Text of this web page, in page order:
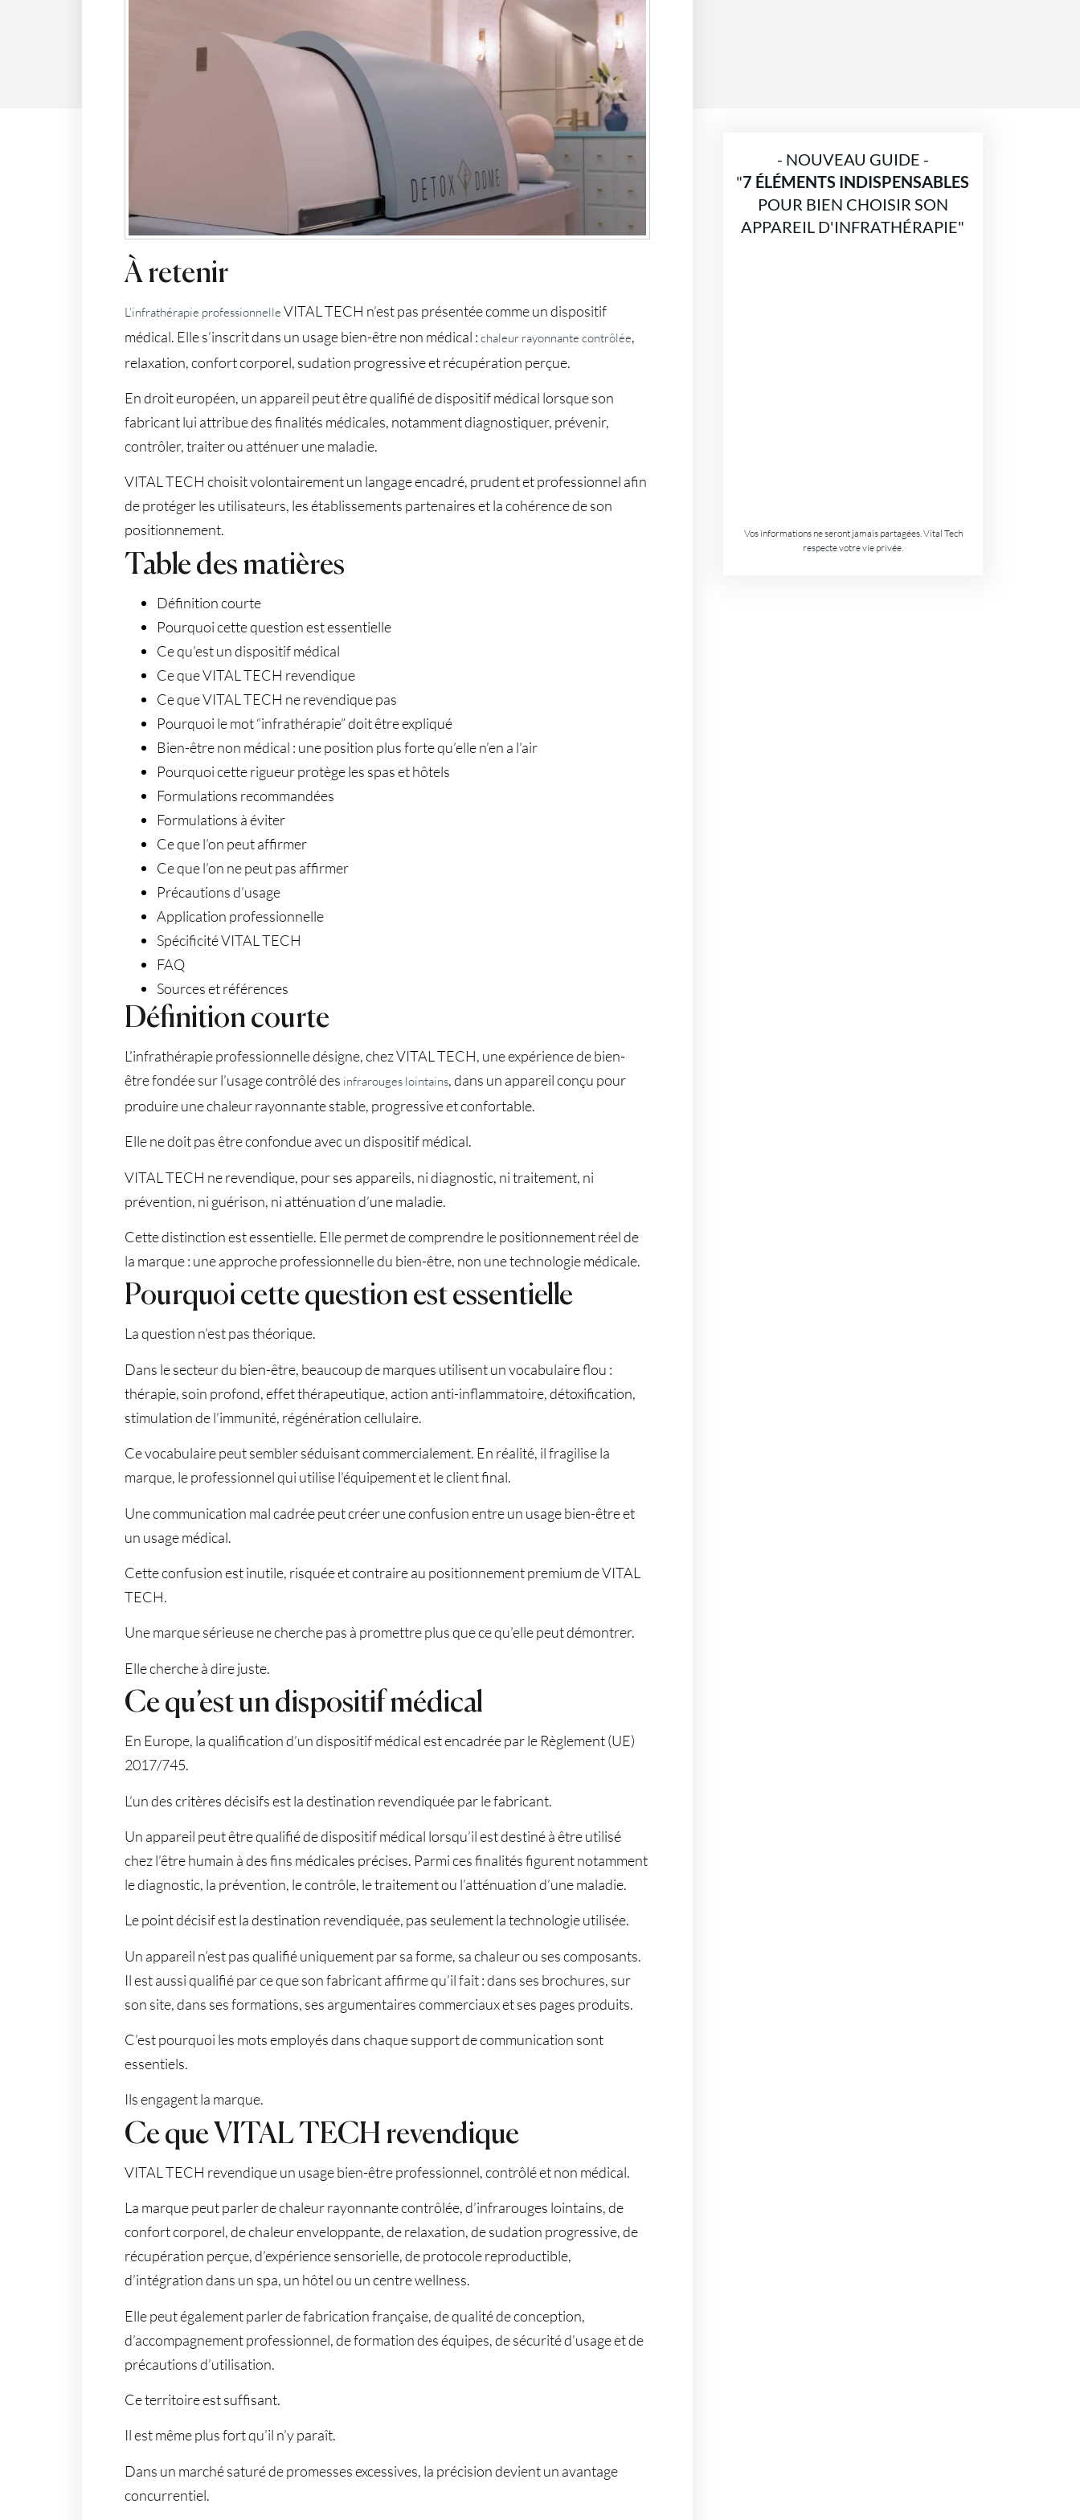
À retenir
L’infrathérapie professionnelle VITAL TECH n’est pas présentée comme un dispositif
médical. Elle s’inscrit dans un usage bien-être non médical :chaleur rayonnante contrôlée,
relaxation, confort corporel, sudation progressive et récupération perçue.
En droit européen, un appareil peut être qualifié de dispositif médical lorsque son
fabricant lui attribue des finalités médicales, notamment diagnostiquer, prévenir,
contrôler, traiter ou atténuer une maladie.
VITAL TECH choisit volontairement un langage encadré, prudent et professionnel afin
de protéger les utilisateurs, les établissements partenaires et la cohérence de son
positionnement.
Table des matières
Définition courte
Pourquoi cette question est essentielle
Ce qu’est un dispositif médical
Ce que VITAL TECH revendique
Ce que VITAL TECH ne revendique pas
Pourquoi le mot “infrathérapie” doit être expliqué
Bien-être non médical : une position plus forte qu’elle n’en a l’air
Pourquoi cette rigueur protège les spas et hôtels
Formulations recommandées
Formulations à éviter
Ce que l’on peut affirmer
Ce que l’on ne peut pas affirmer
Précautions d’usage
Application professionnelle
Spécificité VITAL TECH
FAQ
Sources et références
Définition courte
L’infrathérapie professionnelle désigne, chez VITAL TECH, une expérience de bien-
être fondée sur l’usage contrôlé des infrarouges lointains, dans un appareil conçu pour
produire une chaleur rayonnante stable, progressive et confortable.
Elle ne doit pas être confondue avec un dispositif médical.
VITAL TECH ne revendique, pour ses appareils, ni diagnostic, ni traitement, ni
prévention, ni guérison, ni atténuation d’une maladie.
Cette distinction est essentielle. Elle permet de comprendre le positionnement réel de
la marque : une approche professionnelle du bien-être, non une technologie médicale.
Pourquoi cette question est essentielle
La question n’est pas théorique.
Dans le secteur du bien-être, beaucoup de marques utilisent un vocabulaire flou :
thérapie, soin profond, effet thérapeutique, action anti-inflammatoire, détoxification,
stimulation de l’immunité, régénération cellulaire.
Ce vocabulaire peut sembler séduisant commercialement. En réalité, il fragilise la
marque, le professionnel qui utilise l’équipement et le client final.
Une communication mal cadrée peut créer une confusion entre un usage bien-être et
un usage médical.
Cette confusion est inutile, risquée et contraire au positionnement premium de VITAL
TECH.
Une marque sérieuse ne cherche pas à promettre plus que ce qu’elle peut démontrer.
Elle cherche à dire juste.
Ce qu’est un dispositif médical
En Europe, la qualification d’un dispositif médical est encadrée par le Règlement (UE)
2017/745.
L’un des critères décisifs est la destination revendiquée par le fabricant.
Un appareil peut être qualifié de dispositif médical lorsqu’il est destiné à être utilisé
chez l’être humain à des fins médicales précises. Parmi ces finalités figurent notamment
le diagnostic, la prévention, le contrôle, le traitement ou l’atténuation d’une maladie.
Le point décisif est la destination revendiquée, pas seulement la technologie utilisée.
Un appareil n’est pas qualifié uniquement par sa forme, sa chaleur ou ses composants.
Il est aussi qualifié par ce que son fabricant affirme qu’il fait : dans ses brochures, sur
son site, dans ses formations, ses argumentaires commerciaux et ses pages produits.
C’est pourquoi les mots employés dans chaque support de communication sont
essentiels.
Ils engagent la marque.
Ce que VITAL TECH revendique
VITAL TECH revendique un usage bien-être professionnel, contrôlé et non médical.
La marque peut parler de chaleur rayonnante contrôlée, d’infrarouges lointains, de
confort corporel, de chaleur enveloppante, de relaxation, de sudation progressive, de
récupération perçue, d’expérience sensorielle, de protocole reproductible,
d’intégration dans un spa, un hôtel ou un centre wellness.
Elle peut également parler de fabrication française, de qualité de conception,
d’accompagnement professionnel, de formation des équipes, de sécurité d’usage et de
précautions d’utilisation.
Ce territoire est suffisant.
Il est même plus fort qu’il n’y paraît.
Dans un marché saturé de promesses excessives, la précision devient un avantage
concurrentiel.
- NOUVEAU GUIDE -
"7 ÉLÉMENTS INDISPENSABLES
POUR BIEN CHOISIR SON
APPAREIL D'INFRATHÉRAPIE"
Vos informations ne seront jamais partagées. Vital Tech
respecte votre vie privée.